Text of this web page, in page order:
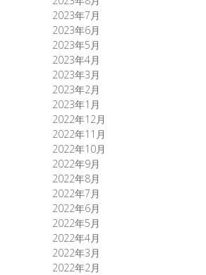
2023年7月
2023年6月
2023年5月
2023年4月
2023年3月
2023年2月
2023年1月
2022年12月
2022年11月
2022年10月
2022年9月
2022年8月
2022年7月
2022年6月
2022年5月
2022年4月
2022年3月
2022年2月